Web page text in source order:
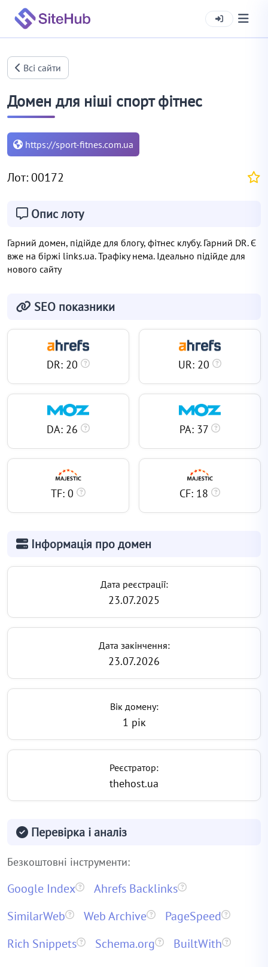
Всі сайти
Домен для ніші спорт фітнес
https://sport-fitnes.com.ua
Лот: 00172
Опис лоту
Гарний домен, підійде для блогу, фітнес клубу. Гарний DR. Є
вже на біржі links.ua. Трафіку нема. Ідеально підійде для
нового сайту
SEO показники
DR: 20 UR: 20
DA: 26 PA: 37
TF: 0 CF: 18
Інформація про домен
Дата реєстрації:
23.07.2025
Дата закінчення:
23.07.2026
Вік домену:
1 рік
Реєстратор:
thehost.ua
Перевірка і аналіз
Безкоштовні інструменти:
Google Index
Ahrefs Backlinks
SimilarWeb
Web Archive
PageSpeed
Rich Snippets
Schema.org BuiltWith